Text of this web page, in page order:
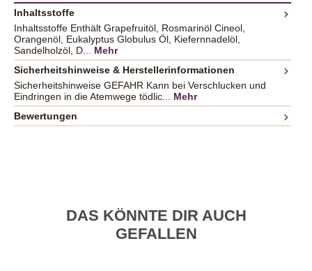
Inhaltsstoffe
Inhaltsstoffe Enthält Grapefruitöl, Rosmarinöl Cineol,
Orangenöl, Eukalyptus Globulus Öl, Kiefernnadelöl,
Sandelholzöl, D... Mehr
Sicherheitshinweise & Herstellerinformationen
Sicherheitshinweise GEFAHR Kann bei Verschlucken und
Eindringen in die Atemwege tödlic... Mehr
Bewertungen
DAS KÖNNTE DIR AUCH
GEFALLEN